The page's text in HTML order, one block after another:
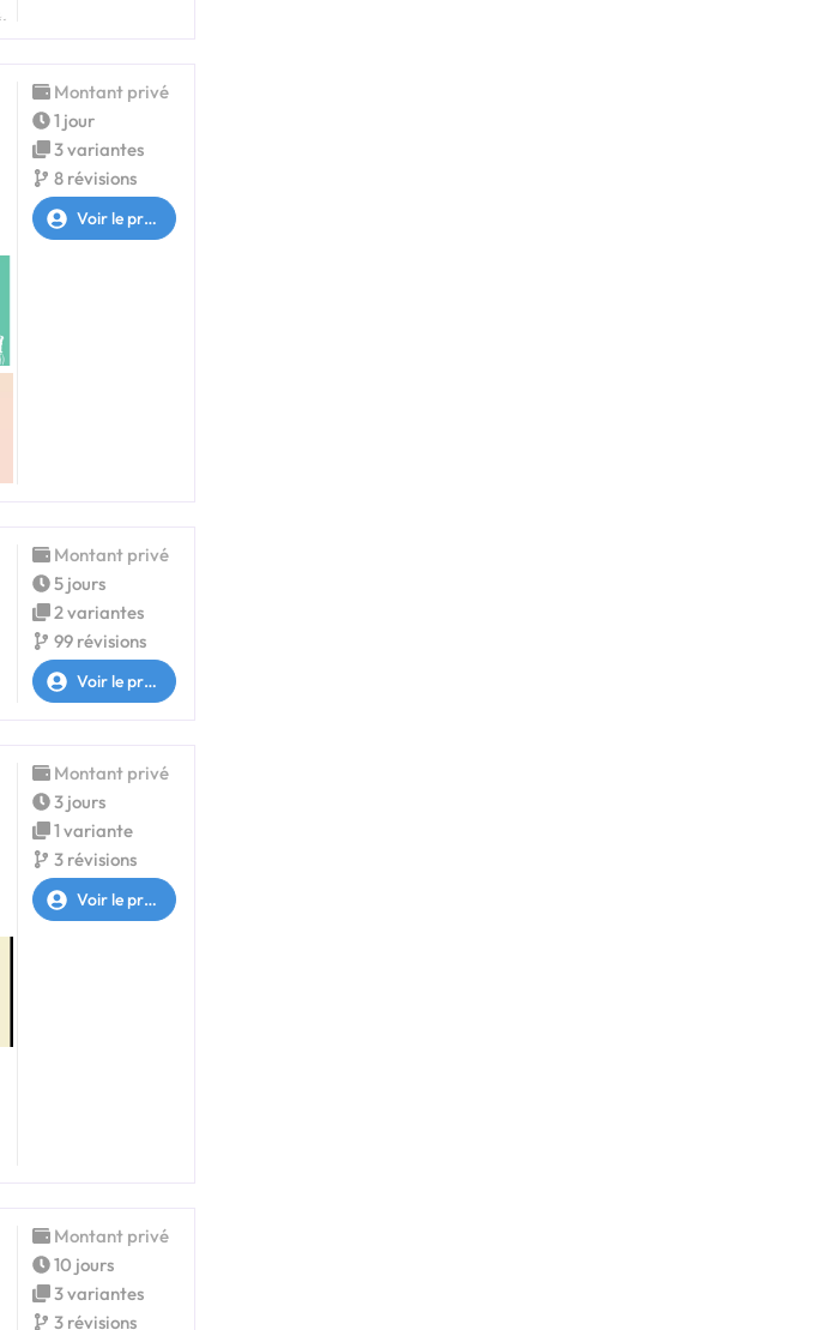
Montant privé
1 jour
3 variantes
8 révisions
Voir le profil
Montant privé
5 jours
2 variantes
99 révisions
Voir le profil
Montant privé
3 jours
1 variante
3 révisions
Voir le profil
Montant privé
10 jours
3 variantes
3 révisions